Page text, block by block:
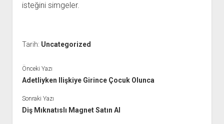
isteğini simgeler.
Tarih: Uncategorized
Önceki Yazı
Adetliyken Ilişkiye Girince Çocuk Olunca
Sonraki Yazı
Diş Mıknatıslı Magnet Satın Al